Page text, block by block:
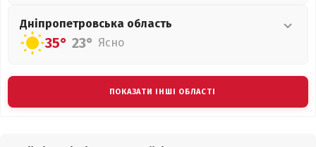
Дніпропетровська область
35° 23° Ясно
ПОКАЗАТИ ІНШІ ОБЛАСТІ